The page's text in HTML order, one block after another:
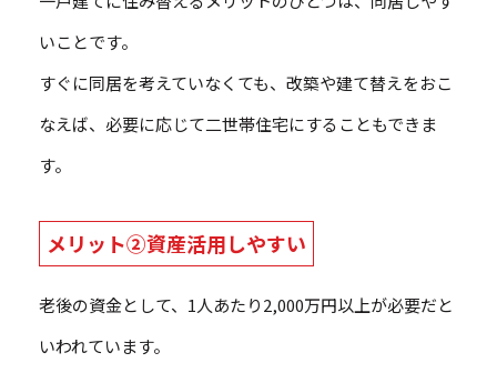
いことです。
すぐに同居を考えていなくても、改築や建て替えをおこ
なえば、必要に応じて二世帯住宅にすることもできま
す。
メリット②資産活用しやすい
老後の資金として、1人あたり2,000万円以上が必要だと
いわれています。